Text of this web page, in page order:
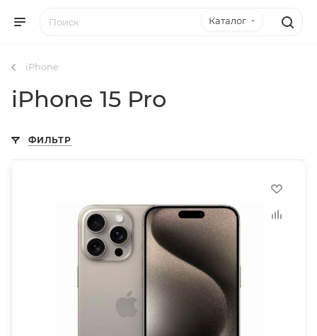
Каталог
iPhone
iPhone 15 Pro
ФИЛЬТР